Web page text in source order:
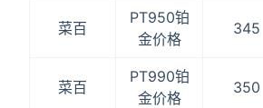
菜百
PT950铂
金价格
345
菜百
PT990铂
金价格
350